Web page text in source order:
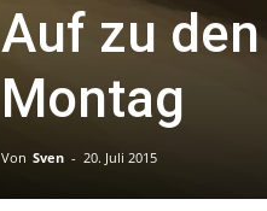
Auf zu
Montag
Von Sven - 20. Juli 2015